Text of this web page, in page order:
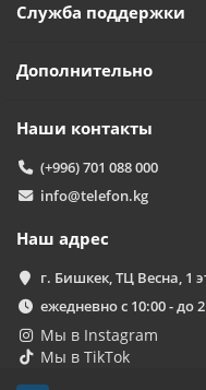
Служба поддержки
Дополнительно
Наши контакты
(+996) 701 088 000
info@telefon.kg
Наш адрес
г. Бишкек, ТЦ Весна, 1
ежедневно с 10:00 - до
Мы в Instagram
Мы в TikTok